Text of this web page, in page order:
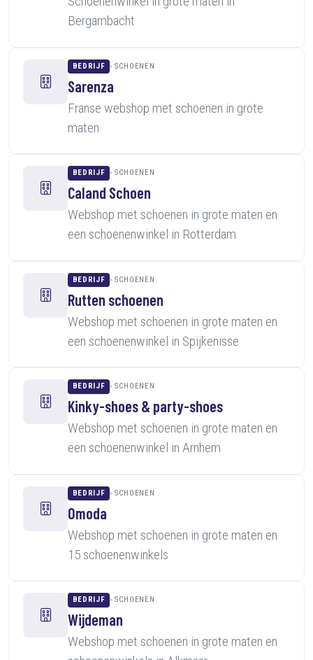
Bergambacht
BEDRIJF SCHOENEN
Sarenza
Franse webshop met schoenen in grote
maten
BEDRIJF SCHOENEN
Caland Schoen
Webshop met schoenen in grote maten en
een schoenenwinkel in Rotterdam
BEDRIJF SCHOENEN
Rutten schoenen
Webshop met schoenen in grote maten en
een schoenenwinkel in Spijkenisse
BEDRIJF SCHOENEN
Kinky-shoes & party-shoes
Webshop met schoenen in grote maten en
een schoenenwinkel in Arnhem
BEDRIJF SCHOENEN
Omoda
Webshop met schoenen in grote maten en
15 schoenenwinkels
BEDRIJF SCHOENEN
Wijdeman
Webshop met schoenen in grote maten en